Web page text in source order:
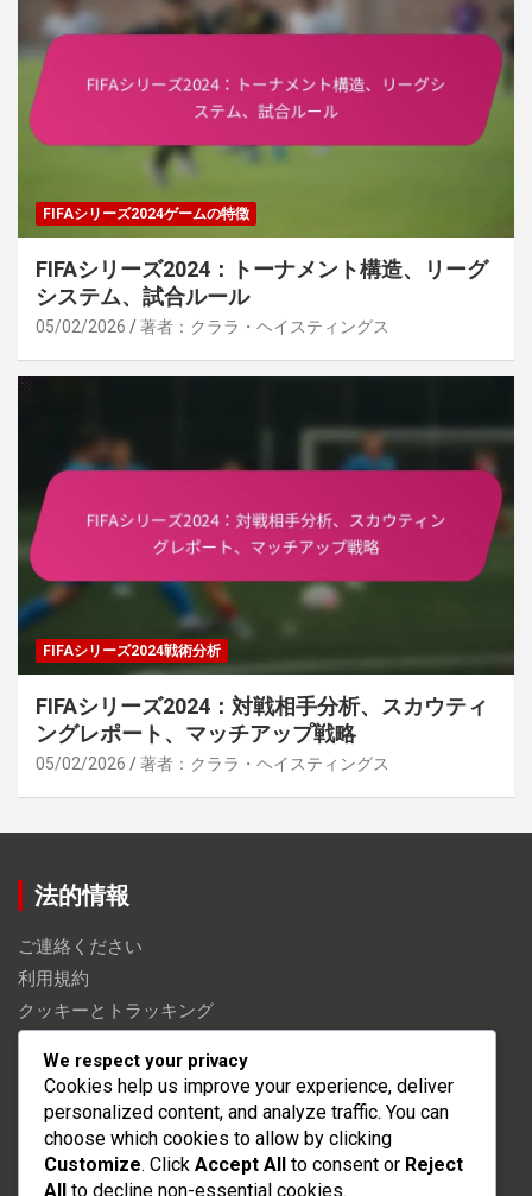
FIFAシリーズ2024ゲームの特徴
FIFAシリーズ2024：トーナメント構造、リーグ
システム、試合ルール
05/02/2026 著者：クララ・ヘイスティングス
FIFAシリーズ2024戦術分析
FIFAシリーズ2024：対戦相手分析、スカウティ
ングレポート、マッチアップ戦略
05/02/2026 著者：クララ・ヘイスティングス
法的情報
ご連絡ください
利用規約
クッキーとトラッキング
あなたのプライバシー
カテゴリ
FIFAシリーズ2024 プレイヤー評価
We respect your privacy
Cookies help us improve your experience, deliver
personalized content, and analyze traffic. You can
choose which cookies to allow by clicking
Customize. Click Accept All to consent or Reject
All to decline non-essential cookies.